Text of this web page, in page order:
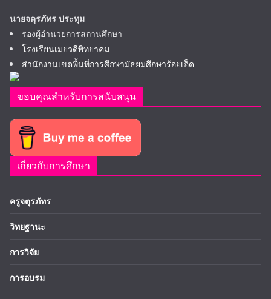
นายจตุรภัทร ประทุม
รองผู้อำนวยการสถานศึกษา
โรงเรียนเมยวดีพิทยาคม
สำนักงานเขตพื้นที่การศึกษามัธยมศึกษาร้อยเอ็ด
ขอบคุณสำหรับการสนับสนุน
เกี่ยวกับการศึกษา
ครูจตุรภัทร
วิทยฐานะ
การวิจัย
การอบรม